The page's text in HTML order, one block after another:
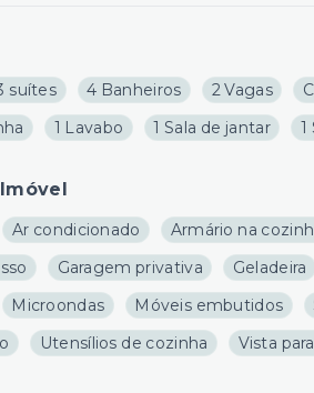
suítes 4 Banheiros 2 Vagas
1 Lavabo 1 Sala de jantar 1
Ar condicionado Armário na
Garagem privativa Geladeira
Microondas Móveis embutidos
Utensílios de cozinha Vista